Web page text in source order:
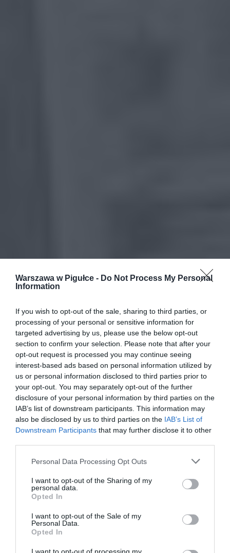
Warszawa w Pigułce - Do Not Process My Personal
Information
If you wish to opt-out of the sale, sharing to third parties, or
processing of your personal or sensitive information for
targeted advertising by us, please use the below opt-out
section to confirm your selection. Please note that after your
opt-out request is processed you may continue seeing
interest-based ads based on personal information utilized by
us or personal information disclosed to third parties prior to
your opt-out. You may separately opt-out of the further
disclosure of your personal information by third parties on the
IAB’s list of downstream participants. This information may
also be disclosed by us to third parties on the IAB’s List of
Downstream Participants that may further disclose it to other
Personal Data Processing Opt Outs
I want to opt-out of the Sharing of my
personal data.
Opted In
I want to opt-out of the Sale of my
Personal Data.
Opted In